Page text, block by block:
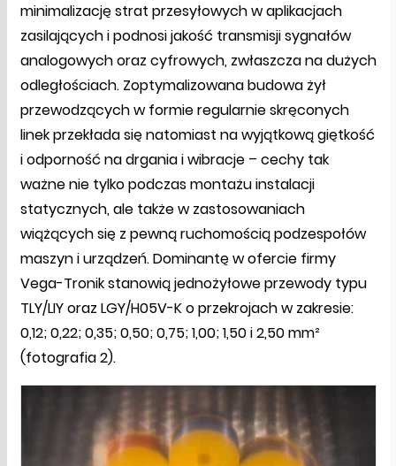
minimalizację strat przesyłowych w aplikacjach
zasilających i podnosi jakość transmisji sygnałów
analogowych oraz cyfrowych, zwłaszcza na dużych
odległościach. Zoptymalizowana budowa żył
przewodzących w formie regularnie skręconych
linek przekłada się natomiast na wyjątkową giętkość
i odporność na drgania i wibracje – cechy tak
ważne nie tylko podczas montażu instalacji
statycznych, ale także w zastosowaniach
wiążących się z pewną ruchomością podzespołów
maszyn i urządzeń. Dominantę w ofercie firmy
Vega-Tronik stanowią jednożyłowe przewody typu
TLY/LIY oraz LGY/H05V-K o przekrojach w zakresie:
0,12; 0,22; 0,35; 0,50; 0,75; 1,00; 1,50 i 2,50 mm²
(fotografia 2).